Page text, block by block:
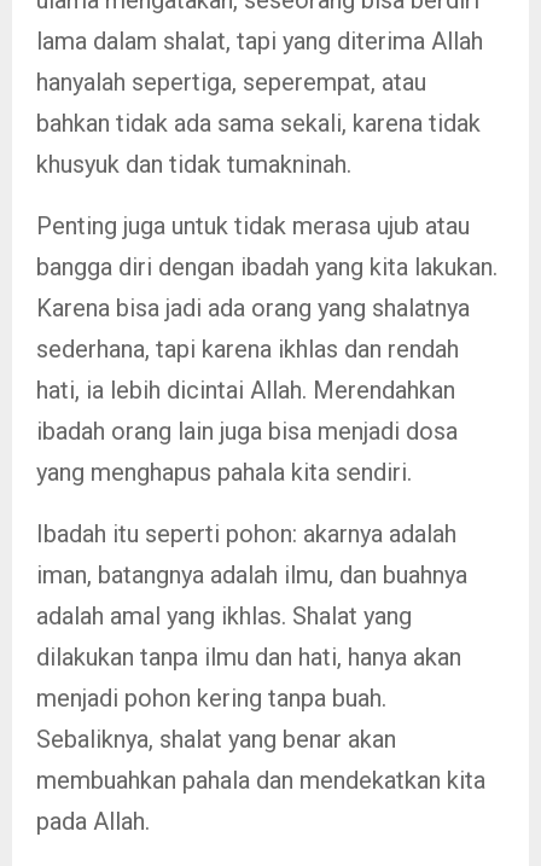
lama dalam shalat, tapi yang diterima Allah
hanyalah sepertiga, seperempat, atau
bahkan tidak ada sama sekali, karena tidak
khusyuk dan tidak tumakninah.
Penting juga untuk tidak merasa ujub atau
bangga diri dengan ibadah yang kita lakukan.
Karena bisa jadi ada orang yang shalatnya
sederhana, tapi karena ikhlas dan rendah
hati, ia lebih dicintai Allah. Merendahkan
ibadah orang lain juga bisa menjadi dosa
yang menghapus pahala kita sendiri.
Ibadah itu seperti pohon: akarnya adalah
iman, batangnya adalah ilmu, dan buahnya
adalah amal yang ikhlas. Shalat yang
dilakukan tanpa ilmu dan hati, hanya akan
menjadi pohon kering tanpa buah.
Sebaliknya, shalat yang benar akan
membuahkan pahala dan mendekatkan kita
pada Allah.